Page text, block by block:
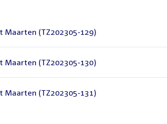
(TZ202305-129)
(TZ202305-130)
(TZ202305-131)